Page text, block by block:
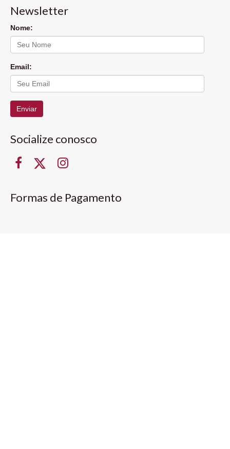
Newsletter
Nome:
Email:
Enviar
Socialize conosco
Formas de Pagamento